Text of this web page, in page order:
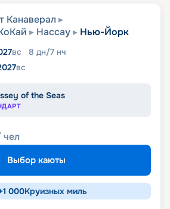
Канаверал
Нассау Нью-Йорк
вс 8 дн/7 нч
вс
of the Seas
чел
Выбор каюты
1 000Круизных миль